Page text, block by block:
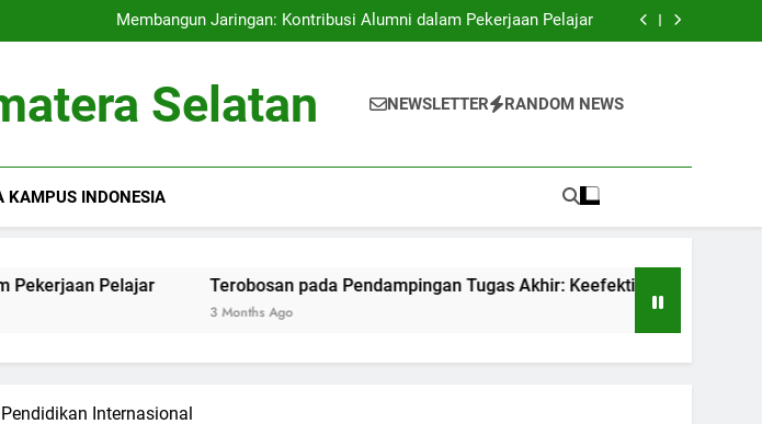
Membangun Jaringan: Kontribusi Alumni dalam Pekerjaan Pelajar
Terobosan pada Pendampingan Tugas Akhir: Keefektifan Pelatihan
Membangun Jaringan: Kontribusi Alumni dalam Pekerjaan Pelajar
Terobosan pada Pendampingan Tugas Akhir: Keefektifan Pelatihan
Selatan NEWSLETTER RANDOM NEWS
KAMPUS INDONESIA
Pelajar Terobosan pada Pendampingan Tugas Akhir: Keefektifan Pelatihan Akademik
3 Months Ago
Internasional